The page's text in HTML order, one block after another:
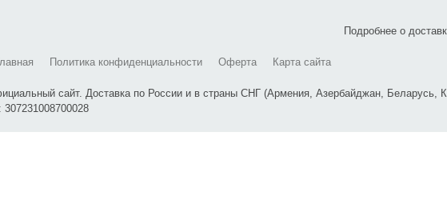
Подробнее о
Политика конфиденциальности Оферта Карта сайта
сайт. Доставка по России и в страны СНГ (Армения, Азербайджан, Беларусь,